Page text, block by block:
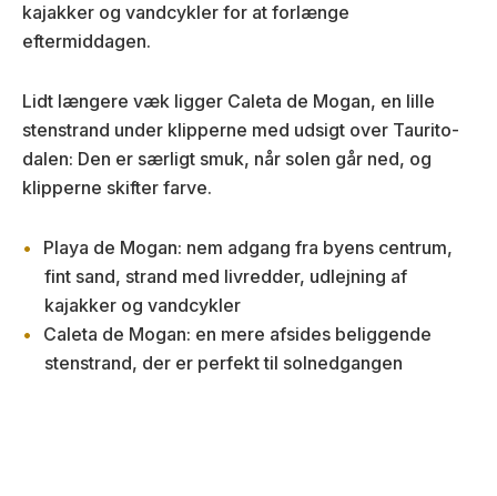
kajakker og vandcykler for at forlænge
eftermiddagen.
Lidt længere væk ligger Caleta de Mogan, en lille
stenstrand under klipperne med udsigt over Taurito-
dalen: Den er særligt smuk, når solen går ned, og
klipperne skifter farve.
Playa de Mogan: nem adgang fra byens centrum,
fint sand, strand med livredder, udlejning af
kajakker og vandcykler
Caleta de Mogan: en mere afsides beliggende
stenstrand, der er perfekt til solnedgangen